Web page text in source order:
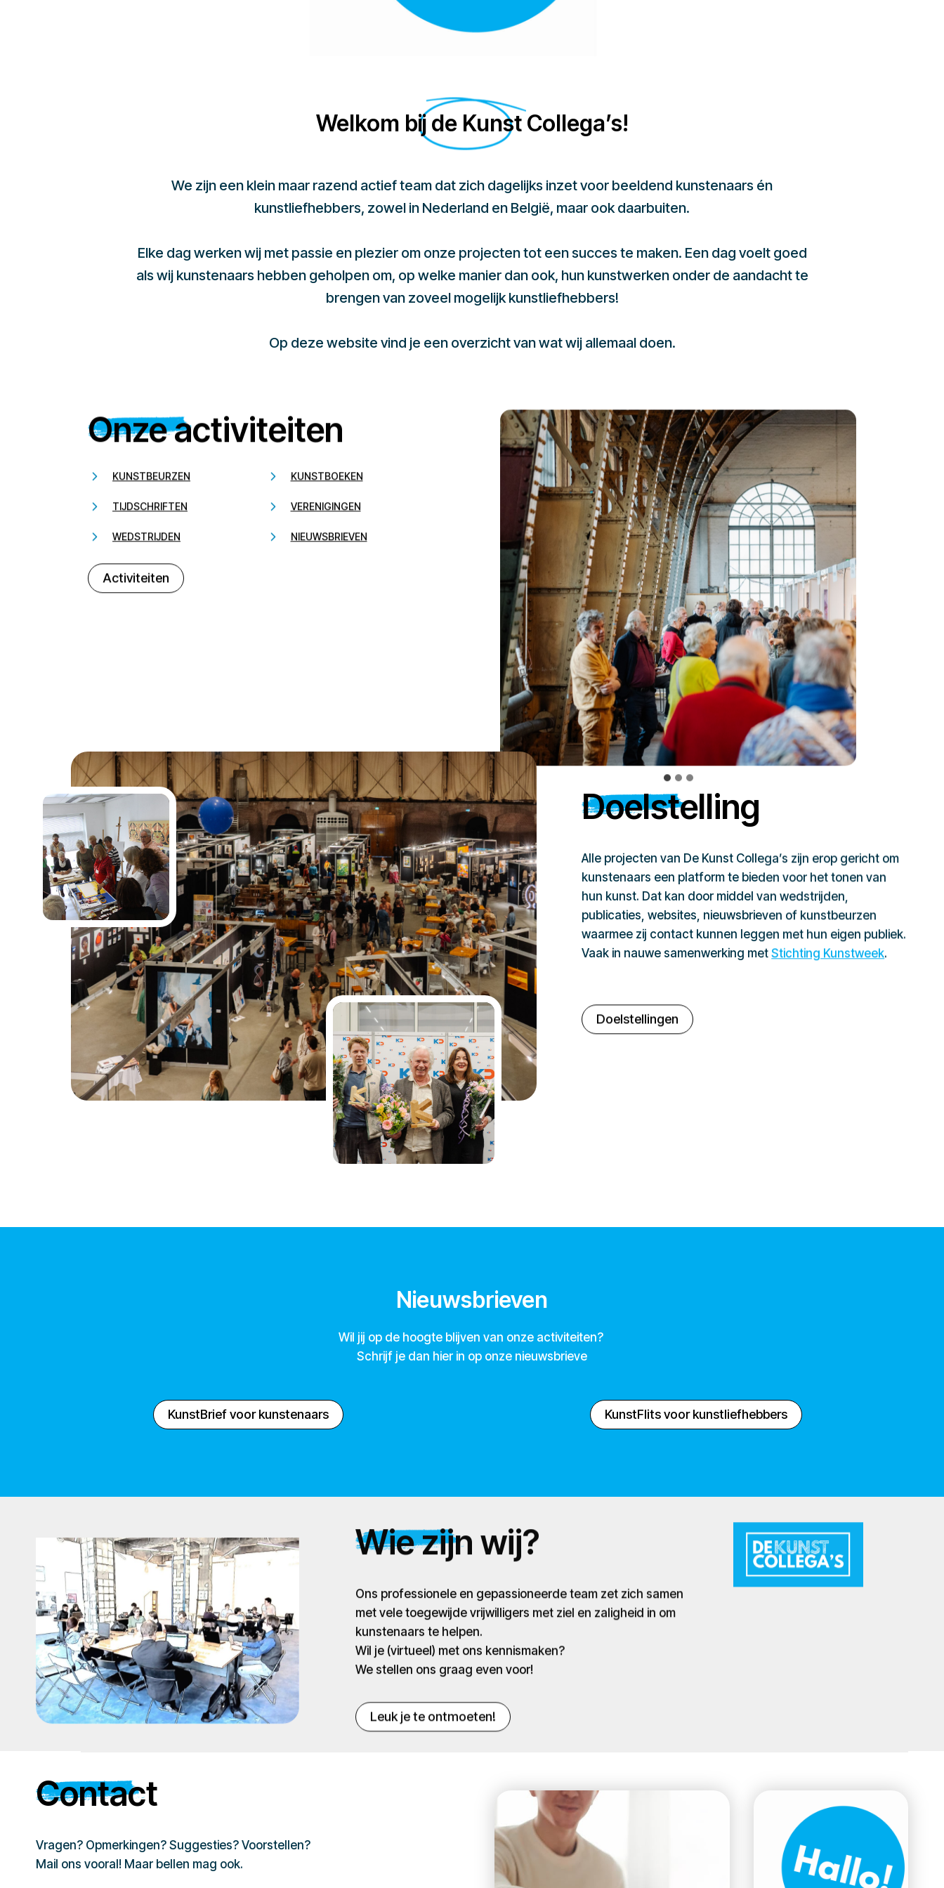
Welkom bij de Kunst Collega’s!
We zijn een klein maar razend actief team dat zich dagelijks inzet voor beeldend kunstenaars én
kunstliefhebbers, zowel in Nederland en België, maar ook daarbuiten.
Elke dag werken wij met passie en plezier om onze projecten tot een succes te maken. Een dag voelt goed
als wij kunstenaars hebben geholpen om, op welke manier dan ook, hun kunstwerken onder de aandacht te
brengen van zoveel mogelijk kunstliefhebbers!
Op deze website vind je een overzicht van wat wij allemaal doen.
Onze activiteiten
KUNSTBEURZEN KUNSTBOEKEN
TIJDSCHRIFTEN VERENIGINGEN
WEDSTRIJDEN NIEUWSBRIEVEN
Activiteiten
Doelstelling
Alle projecten van De Kunst Collega’s zijn erop gericht om
kunstenaars een platform te bieden voor het tonen van
hun kunst. Dat kan door middel van wedstrijden,
publicaties, websites, nieuwsbrieven of kunstbeurzen
waarmee zij contact kunnen leggen met hun eigen publiek.
Vaak in nauwe samenwerking metStichting Kunstweek.
Doelstellingen
Nieuwsbrieven
Wil jij op de hoogte blijven van onze activiteiten?
Schrijf je dan hier in op onze nieuwsbrieve
KunstBrief voor kunstenaars KunstFlits voor kunstliefhebbers
Wie zijn wij?
Ons professionele en gepassioneerde team zet zich samen
met vele toegewijde vrijwilligers met ziel en zaligheid in om
kunstenaars te helpen.
Wil je (virtueel) met ons kennismaken?
We stellen ons graag even voor!
Leuk je te ontmoeten!
Contact
Vragen? Opmerkingen? Suggesties? Voorstellen?
Mail ons vooral! Maar bellen mag ook.